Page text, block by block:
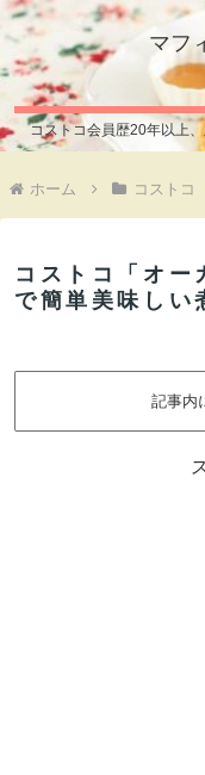
マフ
コストコ会員歴20年以上
ホーム コストコ
コストコ「オー
で簡単美味しい
記事内